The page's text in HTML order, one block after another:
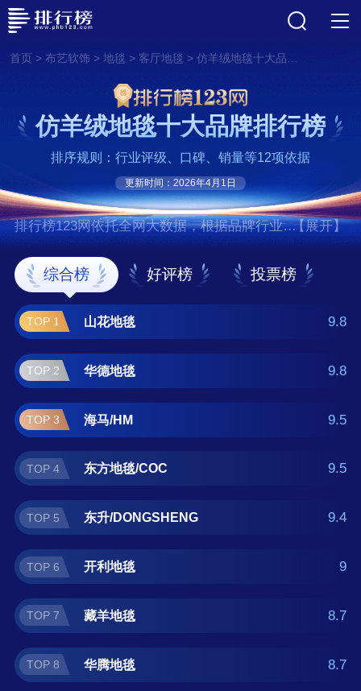
首页> 布艺软饰 > 地毯 > 客厅地毯 > 仿羊绒地毯十大品牌排行榜
仿羊绒地毯十大品牌排行榜
排序规则：行业评级、口碑、销量等12项依据
更新时间：2026年4月1日
排行榜123网依托全网大数据，根据品牌行业评
级、口碑、销量等12项指标依据，评选出了仿
羊绒地毯十大品牌排行榜，前十名分别是山花
地毯、华德地毯、海马/HM、东方地毯/COC、
东升/DONGSHENG、开利地毯、藏羊地毯、华
腾地毯、英特飞/Interface、圣源地毯 。如果您
正在查找仿羊绒地毯什么牌子好？那么本仿羊
绒地毯十大品牌榜单可供您作为选购参考，我
们致力于用最真实的数据提供仿羊绒地毯品牌
推荐，让您选得放心。(榜单每月更新一次)
【展开】
综合榜 好评榜 投票榜
TOP 1 山花地毯 9.8
TOP 2 华德地毯 9.8
TOP 3 海马/HM 9.5
TOP 4 东方地毯/COC 9.5
TOP 5 东升/DONGSHENG 9.4
TOP 6 开利地毯 9
TOP 7 藏羊地毯 8.7
TOP 8 华腾地毯 8.7